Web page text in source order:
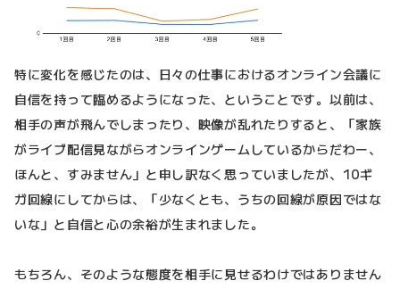
特に変化を感じたのは、日々の仕事におけるオンライン会議に
自信を持って臨めるようになった、ということです。以前は、
相手の声が飛んでしまったり、映像が乱れたりすると、「家族
がライブ配信見ながらオンラインゲームしているからだわー、
ほんと、すみません」と申し訳なく思っていましたが、10ギ
ガ回線にしてからは、「少なくとも、うちの回線が原因ではな
いな」と自信と心の余裕が生まれました。
もちろん、そのような態度を相手に見せるわけではありません